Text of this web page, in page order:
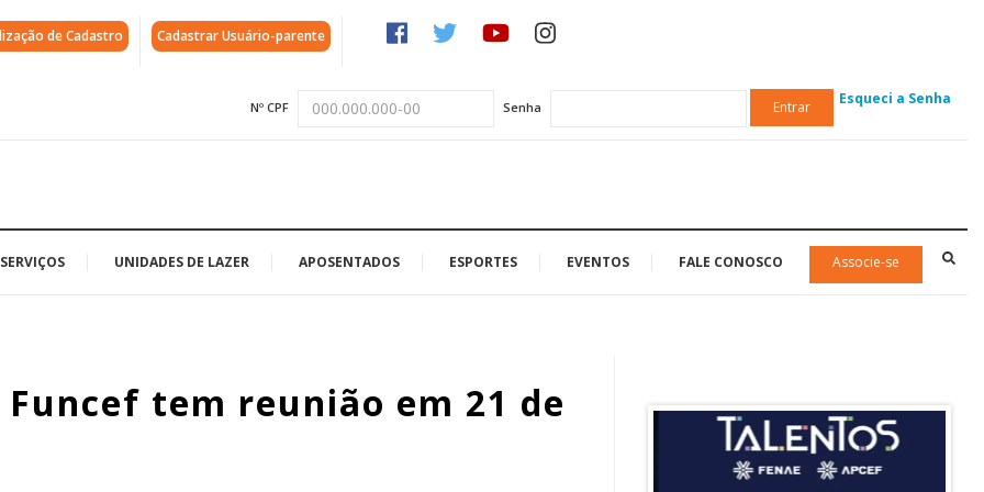
de Cadastro Cadastrar Usuário-parente
Nº CPF Senha Entrar Esqueci a Senha
SERVIÇOS UNIDADES DE LAZER APOSENTADOS ESPORTES EVENTOS FALE CONOSCO Associe-se
tem reunião em 21 de